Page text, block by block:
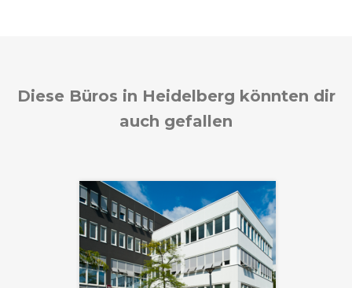
Diese Büros in Heidelberg könnten dir
auch gefallen